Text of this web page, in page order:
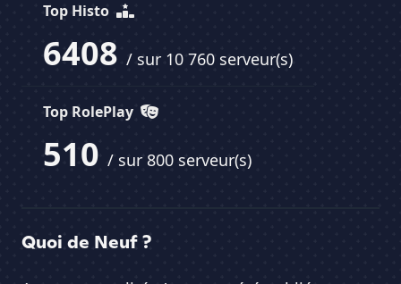
Top Histo
6408 / sur 10 760 serveur(s)
Top RolePlay
510 / sur 800 serveur(s)
Quoi de Neuf ?